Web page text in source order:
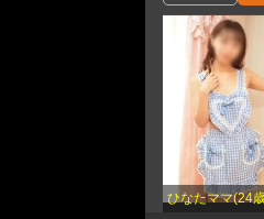
ひなたママ(24